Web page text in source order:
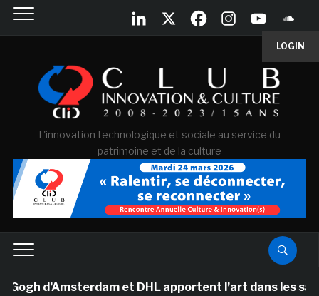
LOGIN
L'innovation technologique et sociale au service du
patrimoine et de la culture
d’Amsterdam et DHL apportent l’art dans les salles